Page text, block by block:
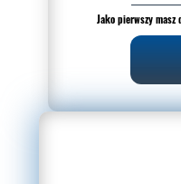
Jako pierwszy